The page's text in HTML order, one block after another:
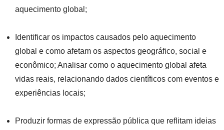
aquecimento global;
Identificar os impactos causados pelo aquecimento
global e como afetam os aspectos geográfico, social e
econômico; Analisar como o aquecimento global afeta
vidas reais, relacionando dados científicos com eventos e
experiências locais;
Produzir formas de expressão pública que reflitam ideias